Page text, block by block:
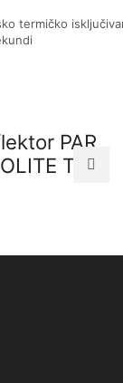
termičko
PAR
T36,